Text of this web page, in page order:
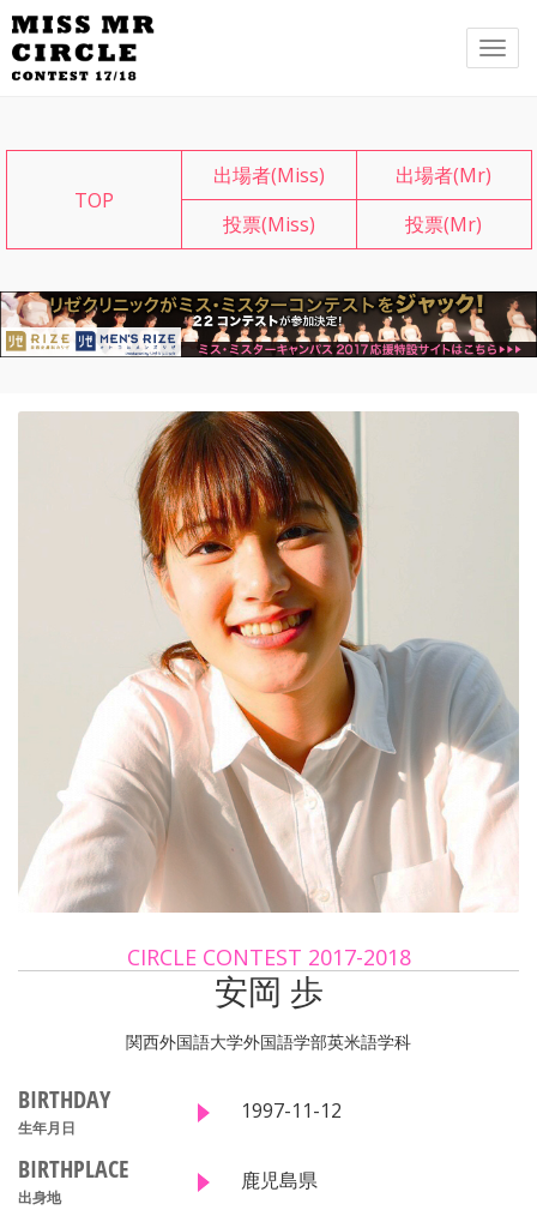
メ
TOP
出場者(Miss)
出場者(Mr)
投票(Miss)
投票(Mr)
CIRCLE CONTEST 2017-2018
安岡 歩
関西外国語大学外国語学部英米語学科
BIRTHDAY
生年月日
1997-11-12
BIRTHPLACE
出身地
鹿児島県